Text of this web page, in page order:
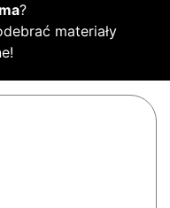
?
materiały